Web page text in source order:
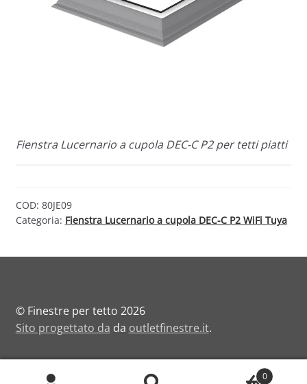
Fienstra Lucernario a cupola DEC-C P2 per tetti piatti
COD: 80JE09
Categoria: Fienstra Lucernario a cupola DEC-C P2 WiFi Tuya
© Finestre per tetto 2026
Sito progettato da da outletfinestre.it.
0